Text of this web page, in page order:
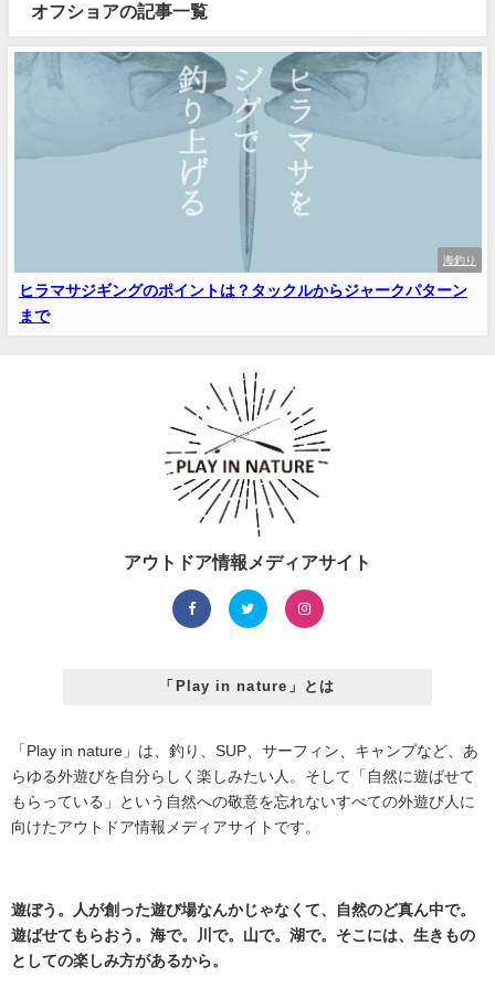
オフショアの記事一覧
海釣り
ヒラマサジギングのポイントは？タックルからジャークパターン
まで
アウトドア情報メディアサイト
「Play in nature」とは
「Play in nature」は、釣り、SUP、サーフィン、キャンプなど、あ
らゆる外遊びを自分らしく楽しみたい人。そして「自然に遊ばせて
もらっている」という自然への敬意を忘れないすべての外遊び人に
向けたアウトドア情報メディアサイトです。
遊ぼう。人が創った遊び場なんかじゃなくて、自然のど真ん中で。
遊ばせてもらおう。海で。川で。山で。湖で。そこには、生きもの
としての楽しみ方があるから。